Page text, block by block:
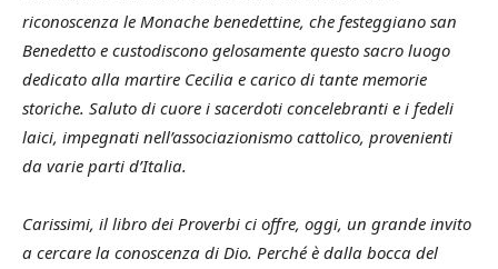
riconoscenza le Monache benedettine, che festeggiano san
Benedetto e custodiscono gelosamente questo sacro luogo
dedicato alla martire Cecilia e carico di tante memorie
storiche. Saluto di cuore i sacerdoti concelebranti e i fedeli
laici, impegnati nell’associazionismo cattolico, provenienti
da varie parti d’Italia.
Carissimi, il libro dei Proverbi ci offre, oggi, un grande invito
a cercare la conoscenza di Dio. Perché è dalla bocca del